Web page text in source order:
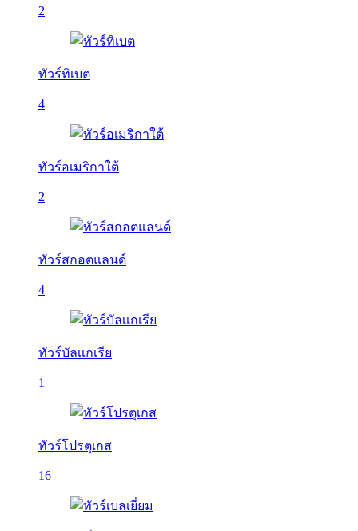
2
ทัวร์ทิเบต
4
ทัวร์อเมริกาใต้
2
ทัวร์สกอตแลนด์
4
ทัวร์บัลเเกเรีย
1
ทัวร์โปรตุเกส
16